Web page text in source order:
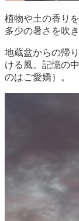
植物や土の香り
多少の暑さを吹
地蔵盆からの帰
ける風。記憶の
のはご愛嬌）。